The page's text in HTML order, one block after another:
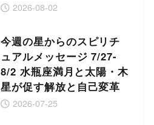
2026-08-02
今週の星からのスピリチ
ュアルメッセージ 7/27-
8/2 水瓶座満月と太陽・木
星が促す解放と自己変革
2026-07-25